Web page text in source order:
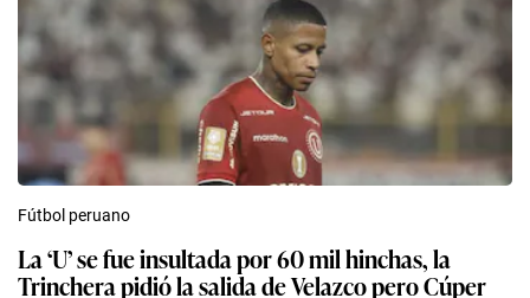
Fútbol peruano
La ‘U’ se fue insultada por 60 mil hinchas, la
Trinchera pidió la salida de Velazco pero Cúper